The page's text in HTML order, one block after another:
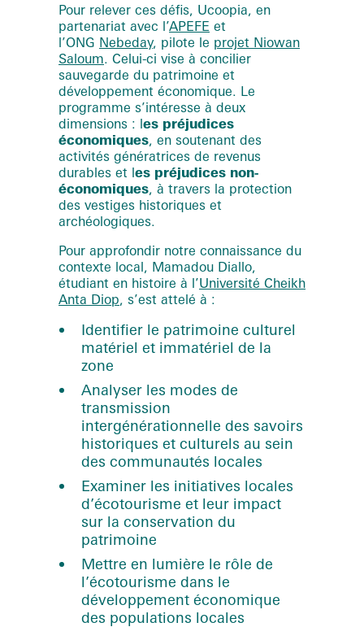
Pour relever ces défis, Ucoopia, en
partenariat avec l’APEFE et
l’ONG Nebeday, pilote le projet Niowan
Saloum. Celui-ci vise à concilier
sauvegarde du patrimoine et
développement économique. Le
programme s’intéresse à deux
dimensions : les préjudices
économiques, en soutenant des
activités génératrices de revenus
durables et les préjudices non-
économiques, à travers la protection
des vestiges historiques et
archéologiques.
Pour approfondir notre connaissance du
contexte local, Mamadou Diallo,
étudiant en histoire à l’Université Cheikh
Anta Diop, s’est attelé à :
Identifier le patrimoine culturel
matériel et immatériel de la
zone
Analyser les modes de
transmission
intergénérationnelle des savoirs
historiques et culturels au sein
des communautés locales
Examiner les initiatives locales
d’écotourisme et leur impact
sur la conservation du
patrimoine
Mettre en lumière le rôle de
l’écotourisme dans le
développement économique
des populations locales